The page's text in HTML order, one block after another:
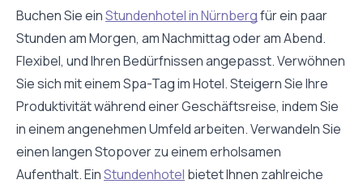
Buchen Sie einStundenhotel in Nürnbergfür ein paar
Stunden am Morgen, am Nachmittag oder am Abend.
Flexibel, und Ihren Bedürfnissen angepasst. Verwöhnen
Sie sich mit einem Spa-Tag im Hotel. Steigern Sie Ihre
Produktivität während einer Geschäftsreise, indem Sie
in einem angenehmen Umfeld arbeiten. Verwandeln Sie
einen langen Stopover zu einem erholsamen
Aufenthalt. EinStundenhotel bietet Ihnen zahlreiche